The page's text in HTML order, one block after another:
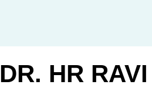
DR. HR RAVI